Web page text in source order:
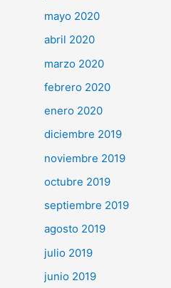
mayo 2020
abril 2020
marzo 2020
febrero 2020
enero 2020
diciembre 2019
noviembre 2019
octubre 2019
septiembre 2019
agosto 2019
julio 2019
junio 2019